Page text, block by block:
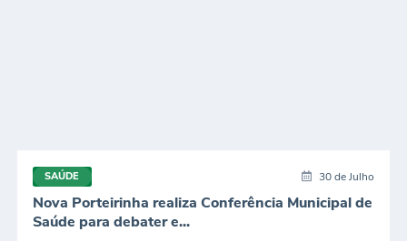
SAÚDE 30 de Julho
Nova Porteirinha realiza Conferência Municipal de
Saúde para debater e...